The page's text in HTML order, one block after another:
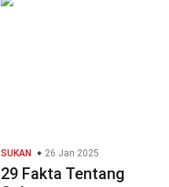
SUKAN 26 Jan 2025
29 Fakta Tentang